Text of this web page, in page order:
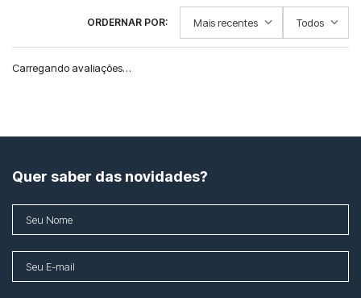
Mais recentes Todos
Carregando avaliações…
Quer saber das novidades?